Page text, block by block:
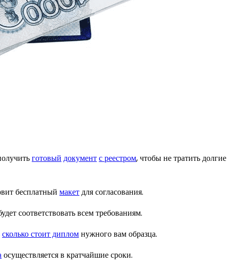
готовый документс реестром, чтобы не тратить долгие
бесплатный макетдля согласования.
соответствовать всем требованиям.
сколько стоит дипломнужного вам образца.
осуществляется в кратчайшие сроки.